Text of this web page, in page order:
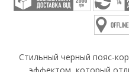
Стильный черный пояс-
эффектом, который